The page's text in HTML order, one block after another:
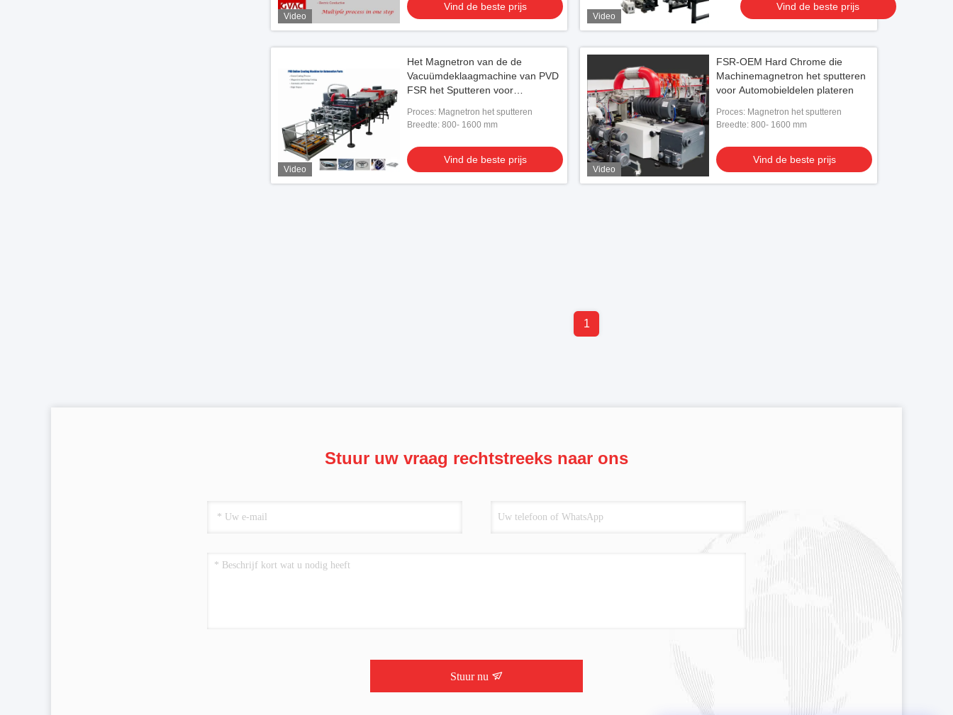
Video
Vind de beste prijs
Video
Vind de beste prijs
Video
Het Magnetron van de de
Vacuümdeklaagmachine van PVD
FSR het Sputteren voor
Proces: Magnetron het sputteren
Breedte: 800- 1600 mm
Vind de beste prijs
Video
FSR-OEM Hard Chrome die
Machinemagnetron het sputteren
voor Automobieldelen plateren
Proces: Magnetron het sputteren
Breedte: 800- 1600 mm
Vind de beste prijs
1
Stuur uw vraag rechtstreeks naar ons
Stuur nu